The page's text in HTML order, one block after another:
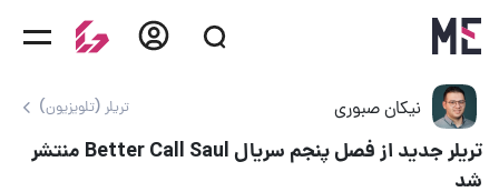
نیکان صبوری تریلر (تلویزیون)
تریلر جدید از فصل پنجم سریال Better Call Saul منتشر
شد